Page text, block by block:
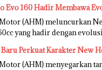
Evo 160 Hadir Membawa
(AHM) meluncurkan
yang hadir dengan
Baru Perkuat Karakter New
(AHM) menyegarkan